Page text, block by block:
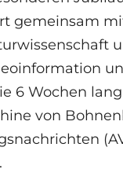
gemeinsam
6 Wochen
von